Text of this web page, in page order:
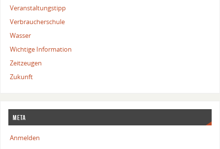
Veranstaltungstipp
Verbraucherschule
Wasser
Wichtige Information
Zeitzeugen
Zukunft
Meta
Anmelden